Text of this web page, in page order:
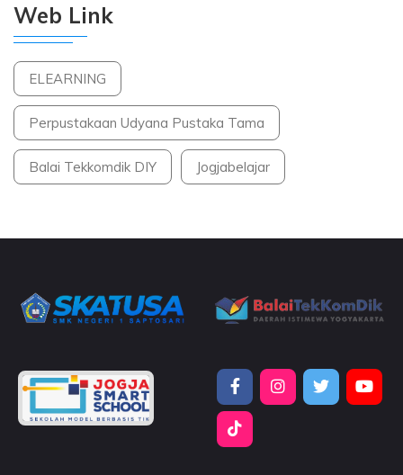
Web Link
ELEARNING
Perpustakaan Udyana Pustaka Tama
Balai Tekkomdik DIY Jogjabelajar